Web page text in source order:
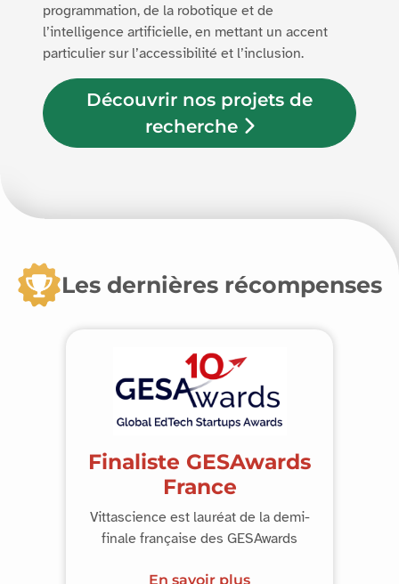
programmation, de la robotique et de
l’intelligence artificielle, en mettant un accent
particulier sur l’accessibilité et l’inclusion.
Découvrir nos projets de
recherche
Les dernières récompenses
Finaliste GESAwards
France
Vittascience est lauréat de la demi-
finale française des GESAwards
En savoir plus